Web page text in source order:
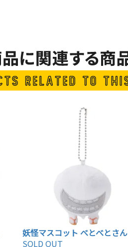
妖怪マスコット べとべとさん
SOLD OUT